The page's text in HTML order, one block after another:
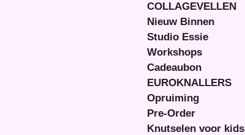
COLLAGEVELLEN
Nieuw Binnen
Studio Essie
Workshops
Cadeaubon
EUROKNALLERS
Opruiming
Pre-Order
Knutselen voor kids